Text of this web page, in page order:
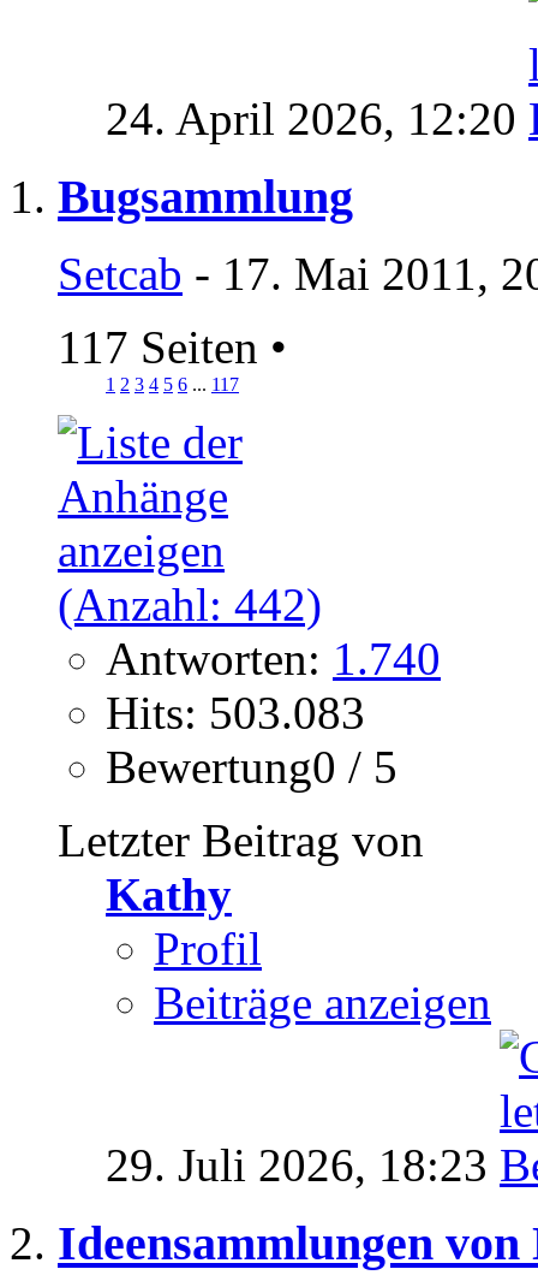
24. April 2026, 12:20
Bugsammlung
Setcab - 17. Mai 2011,
117 Seiten •
1 2 3 4 5 6 ... 117
Antworten: 1.740
Hits: 503.083
Bewertung0 / 5
Letzter Beitrag von
Kathy
Profil
Beiträge anzeigen
29. Juli 2026, 18:23
Ideensammlungen